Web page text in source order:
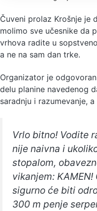
Čuveni prolaz Krošnje je
molimo sve učesnike da
vrhova radite u
a ne na sam dan trke.
Organizator je
delu planine navedenog
saradnju i razumevanje,
Vrlo bitno! Vodite
nije naivna i
stopalom,
vikanjem:
sigurno će biti
300 m penje